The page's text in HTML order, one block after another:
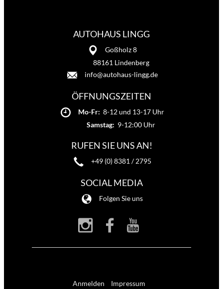
AUTOHAUS LINGG
Goßholz 8
88161 Lindenberg
info@autohaus-lingg.de
ÖFFNUNGSZEITEN
Mo-Fr: 8-12 und 13-17 Uhr
Samstag: 9-12:00 Uhr
RUFEN SIE UNS AN!
+49 (0) 8381 / 2795
SOCIAL MEDIA
Folgen Sie uns
Anmelden Impressum